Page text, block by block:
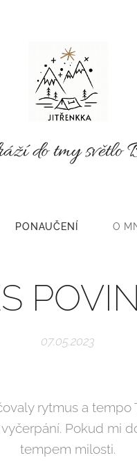
do tmy světlo
PONAUČENÍ O
07.05.2023
rytmus a tempo
Pokud mi
tempem milosti.